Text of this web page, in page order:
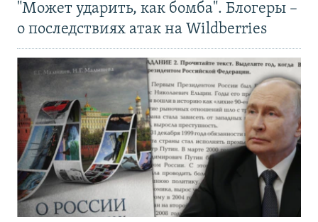
"Может ударить, как бомба". Блогеры –
о последствиях атак на Wildberries